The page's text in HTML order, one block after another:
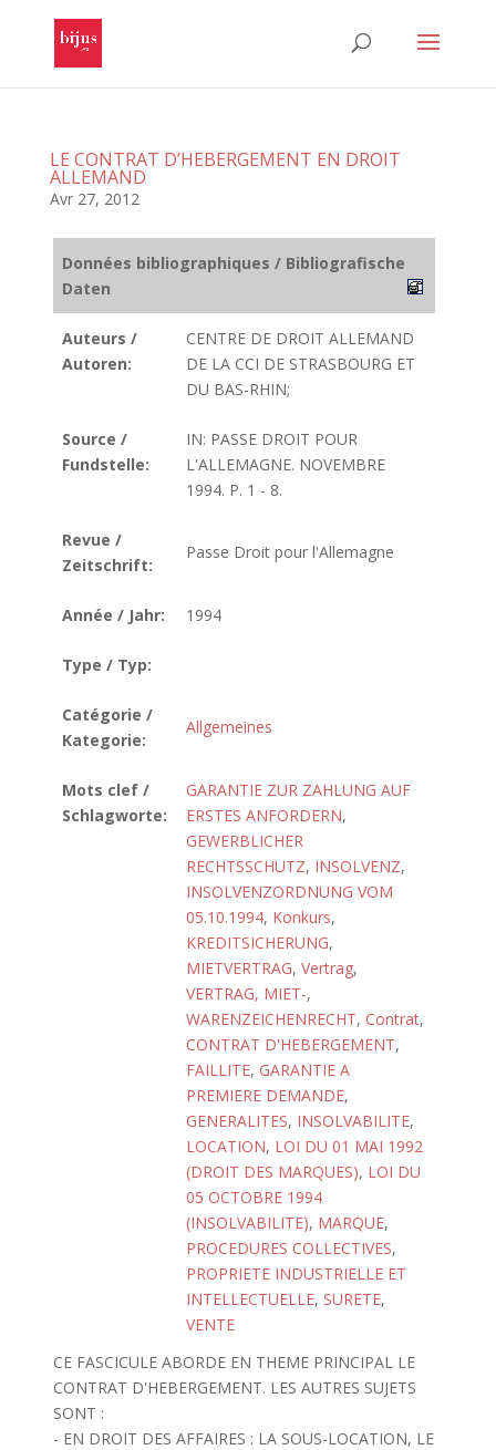
LE CONTRAT D’HEBERGEMENT EN DROIT
ALLEMAND
Avr 27, 2012
Données bibliographiques / Bibliografische
Daten
Auteurs /
Autoren:
CENTRE DE DROIT ALLEMAND
DE LA CCI DE STRASBOURG ET
DU BAS-RHIN;
Source /
Fundstelle:
IN: PASSE DROIT POUR
L'ALLEMAGNE. NOVEMBRE
1994. P. 1 - 8.
Revue /
Zeitschrift:
Passe Droit pour l'Allemagne
Année / Jahr: 1994
Type / Typ:
Catégorie /
Kategorie:
Allgemeines
Mots clef /
Schlagworte:
GARANTIE ZUR ZAHLUNG AUF
ERSTES ANFORDERN,
GEWERBLICHER
RECHTSSCHUTZ, INSOLVENZ,
INSOLVENZORDNUNG VOM
05.10.1994, Konkurs,
KREDITSICHERUNG,
MIETVERTRAG, Vertrag,
VERTRAG, MIET-,
WARENZEICHENRECHT, Contrat,
CONTRAT D'HEBERGEMENT,
FAILLITE, GARANTIE A
PREMIERE DEMANDE,
GENERALITES, INSOLVABILITE,
LOCATION, LOI DU 01 MAI 1992
(DROIT DES MARQUES), LOI DU
05 OCTOBRE 1994
(INSOLVABILITE), MARQUE,
PROCEDURES COLLECTIVES,
PROPRIETE INDUSTRIELLE ET
INTELLECTUELLE, SURETE,
VENTE
CE FASCICULE ABORDE EN THEME PRINCIPAL LE
CONTRAT D'HEBERGEMENT. LES AUTRES SUJETS
SONT :
- EN DROIT DES AFFAIRES : LA SOUS-LOCATION, LE